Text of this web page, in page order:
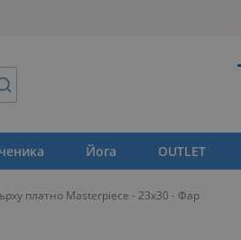
Йога OUTLET
платно Masterpiece - 23х30 - Фар